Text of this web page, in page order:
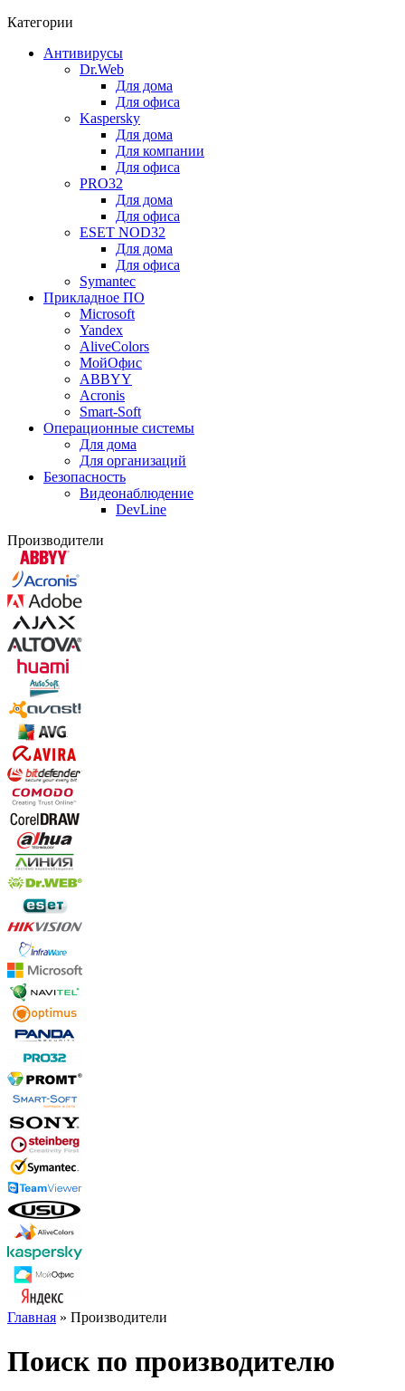
Категории
Антивирусы
Dr.Web
Для дома
Для офиса
Kaspersky
Для дома
Для компании
Для офиса
PRO32
Для дома
Для офиса
ESET NOD32
Для дома
Для офиса
Symantec
Прикладное ПО
Microsoft
Yandex
AliveColors
МойОфис
ABBYY
Acronis
Smart-Soft
Операционные системы
Для дома
Для организаций
Безопасность
Видеонаблюдение
DevLine
Производители
Главная » Производители
Поиск по производителю